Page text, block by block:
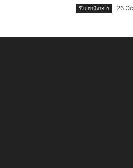
รีวิว ทาสีอาคาร 26